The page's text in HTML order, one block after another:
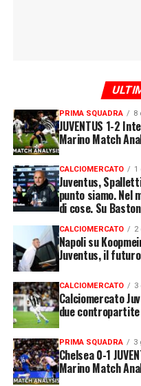
PRIMA SQUADRA 8
JUVENTUS 1-2
Marino Match
CALCIOMERCATO 1
Juventus,
punto siamo. Nel
di cose. Su
CALCIOMERCATO 2
Napoli su
Juventus, il
CALCIOMERCATO 3
Calciomercato
due
PRIMA SQUADRA 3
Chelsea 0-1
Marino Match